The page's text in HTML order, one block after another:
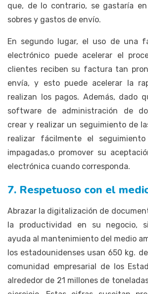
que, de lo contrario, se gastaría
sobres y gastos de envío.
En segundo lugar, el uso de una
electrónico puede acelerar el
clientes reciben su factura tan
envía, y esto puede acelerar la
realizan los pagos. Además, dado
software de administración de
crear y realizar un seguimiento de
realizar fácilmente el
impagadas,o promover su
electrónica cuando corresponda.
7. Respetuoso con el
Abrazar la digitalización de
la productividad en su negocio,
ayuda al mantenimiento del medio
los estadounidenses usan 650 kg.
comunidad empresarial de los
alrededor de 21 millones de